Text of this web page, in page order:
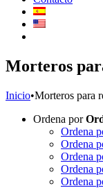
Morteros
Inicio•Morteros para
Ordena por
Ordena
Ordena
Ordena
Ordena
Ordena